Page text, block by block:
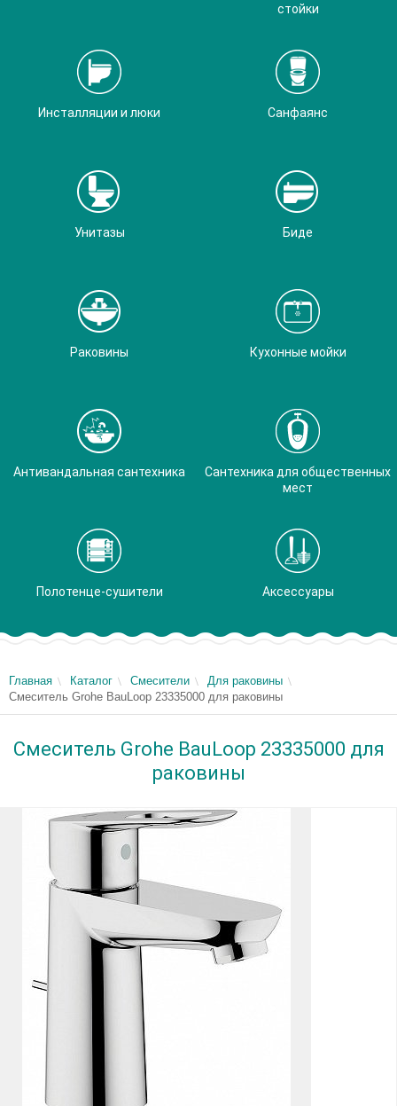
стойки
Инсталляции и люки Санфаянс
Унитазы Биде
Раковины Кухонные мойки
Антивандальная сантехника
Сантехника для общественных
мест
Полотенце-сушители Аксессуары
Главная Каталог Смесители
Для раковины
Смеситель Grohe BauLoop 23335000 для раковины
Смеситель Grohe BauLoop 23335000 для
раковины